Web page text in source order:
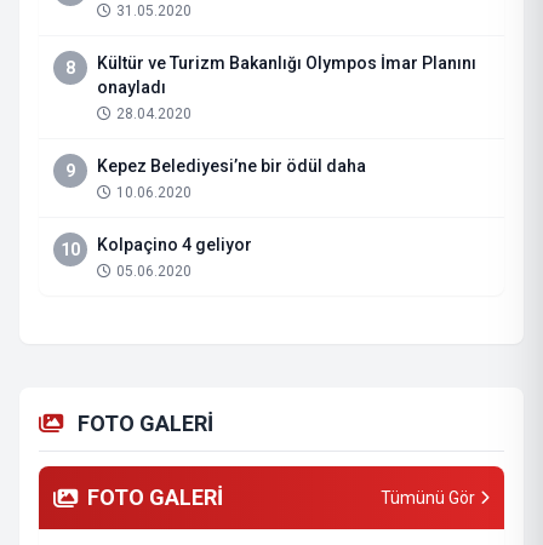
31.05.2020
8
Kültür ve Turizm Bakanlığı Olympos İmar Planını
onayladı
28.04.2020
9 Kepez Belediyesi’ne bir ödül daha
10.06.2020
10 Kolpaçino 4 geliyor
05.06.2020
FOTO GALERİ
FOTO GALERİ Tümünü Gör